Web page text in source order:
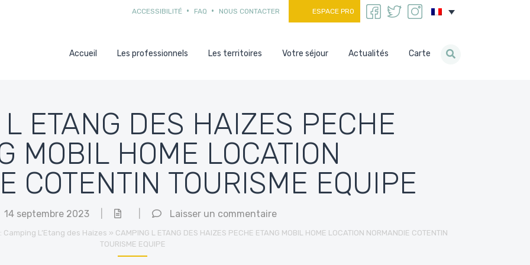
ACCESSIBILITÉ FAQ NOUS CONTACTER ESPACE PRO
Accueil Les professionnels Les territoires Votre séjour Actualités Carte
ETANG DES HAIZES PECHE
MOBIL HOME LOCATION
COTENTIN TOURISME EQUIPE
14 septembre 2023 Laisser un commentaire
L’Etang des Haizes » CAMPING L ETANG DES HAIZES PECHE ETANG MOBIL HOME LOCATION NORMANDIE COTENTIN
TOURISME EQUIPE